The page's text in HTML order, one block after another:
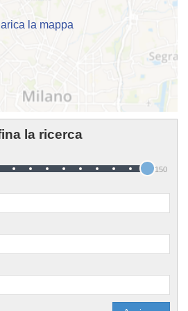
la mappa
la ricerca
150